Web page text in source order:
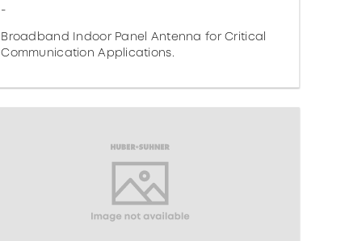
-
Broadband Indoor Panel Antenna for Critical
Communication Applications.